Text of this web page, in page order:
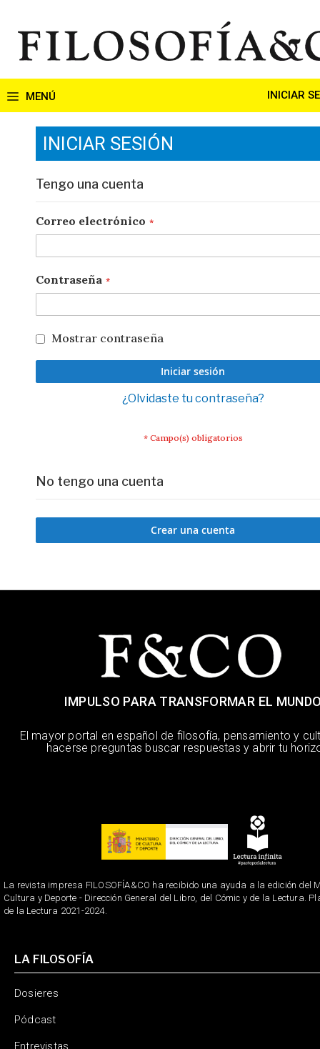
contenido
INICIAR
INICIAR SESIÓN
Tengo una cuenta
Correo electrónico
Contraseña
Mostrar contraseña
Iniciar sesión
¿Olvidaste tu contraseña?
No tengo una cuenta
Crear una cuenta
IMPULSO PARA TRANSFORMAR EL
El mayor portal en español de filosofía, pensamiento y
hacerse preguntas buscar respuestas y abrir tu
La revista impresa FILOSOFÍA&CO ha recibido una ayuda a la edición del
Cultura y Deporte - Dirección General del Libro, del Cómic y de la Lectura.
de la Lectura 2021-2024.
LA FILOSOFÍA
Dosieres
Pódcast
Entrevistas